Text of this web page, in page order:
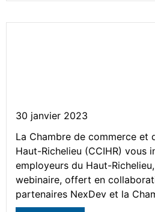
30 janvier 2023
La Chambre de commerce et
Haut-Richelieu (CCIHR) vous
employeurs du Haut-
webinaire, offert en
partenaires NexDev et la